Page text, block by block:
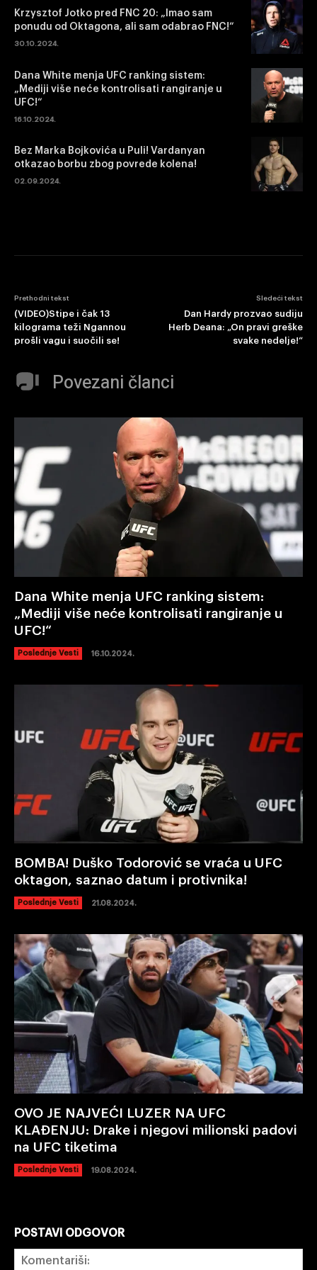
Krzysztof Jotko pred FNC 20: „Imao sam
ponudu od Oktagona, ali sam odabrao FNC!“
30.10.2024.
Dana White menja UFC ranking sistem:
„Mediji više neće kontrolisati rangiranje u
UFC!“
16.10.2024.
Bez Marka Bojkovića u Puli! Vardanyan
otkazao borbu zbog povrede kolena!
02.09.2024.
Prethodni tekst
(VIDEO)Stipe i čak 13
kilograma teži Ngannou
prošli vagu i suočili se!
Sledeći tekst
Dan Hardy prozvao sudiju
Herb Deana: „On pravi greške
svake nedelje!“
Povezani članci
Dana White menja UFC ranking sistem:
„Mediji više neće kontrolisati rangiranje u
UFC!“
Poslednje Vesti 16.10.2024.
BOMBA! Duško Todorović se vraća u UFC
oktagon, saznao datum i protivnika!
Poslednje Vesti 21.08.2024.
OVO JE NAJVEĆI LUZER NA UFC
KLAĐENJU: Drake i njegovi milionski padovi
na UFC tiketima
Poslednje Vesti 19.08.2024.
POSTAVI ODGOVOR